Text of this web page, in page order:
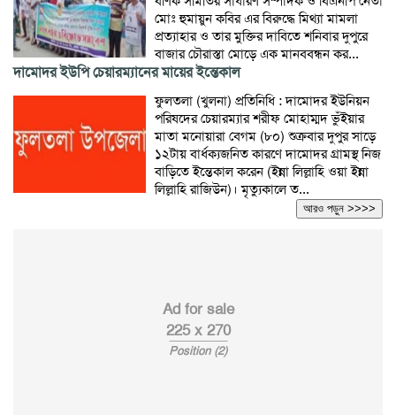
মোঃ হুমায়ুন কবির এর বিরুদ্ধে মিথ্যা মামলা
প্রত্যাহার ও তার মুক্তির দাবিতে শনিবার দুপুরে
বাজার চৌরাস্তা মোড়ে এক মানববন্ধন কর...
দামোদর ইউপি চেয়ারম্যানের মায়ের ইন্তেকাল
ফুলতলা (খুলনা) প্রতিনিধি : দামোদর ইউনিয়ন
পরিষদের চেয়ারম্যার শরীফ মোহাম্মদ ভুঁইয়ার
মাতা মনোয়ারা বেগম (৮০) শুক্রবার দুপুর সাড়ে
১২টায় বার্ধক্যজনিত কারণে দামোদর গ্রামস্থ নিজ
বাড়িতে ইন্তেকাল করেন (ইন্না লিল্লাহি ওয়া ইন্না
লিল্লাহি রাজিউন)। মৃত্যুকালে ত...
আরও পড়ুন >>>>
Ad for sale
225 x 270
Position (2)